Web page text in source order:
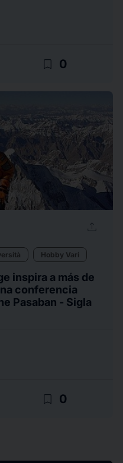
bookmark_border 0
upload
Hobby Vari
inspira a más de
conferencia
Pasaban - Sigla
bookmark_border 0